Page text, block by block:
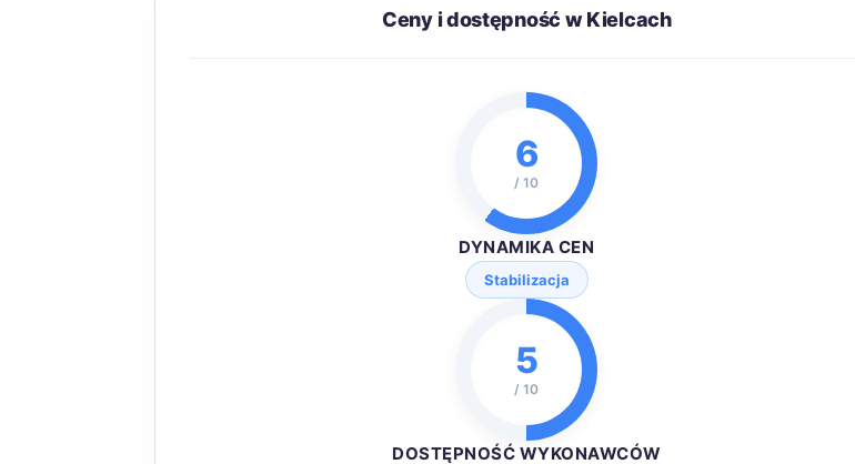
Ceny i dostępność w Kielcach
6
/ 10
DYNAMIKA CEN
Stabilizacja
5
/ 10
DOSTĘPNOŚĆ WYKONAWCÓW